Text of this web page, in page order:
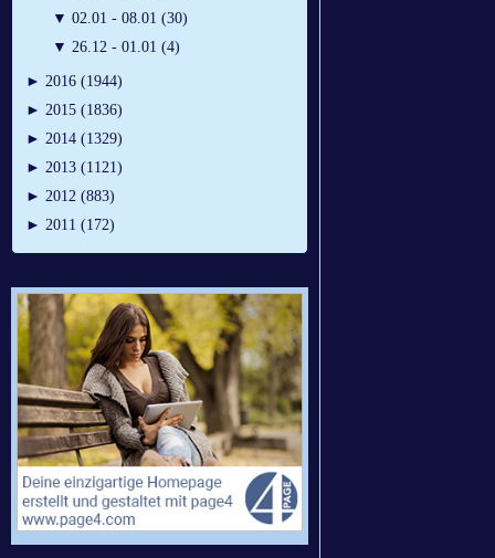
▼ 02.01 - 08.01 (30)
▼ 26.12 - 01.01 (4)
► 2016 (1944)
► 2015 (1836)
► 2014 (1329)
► 2013 (1121)
► 2012 (883)
► 2011 (172)